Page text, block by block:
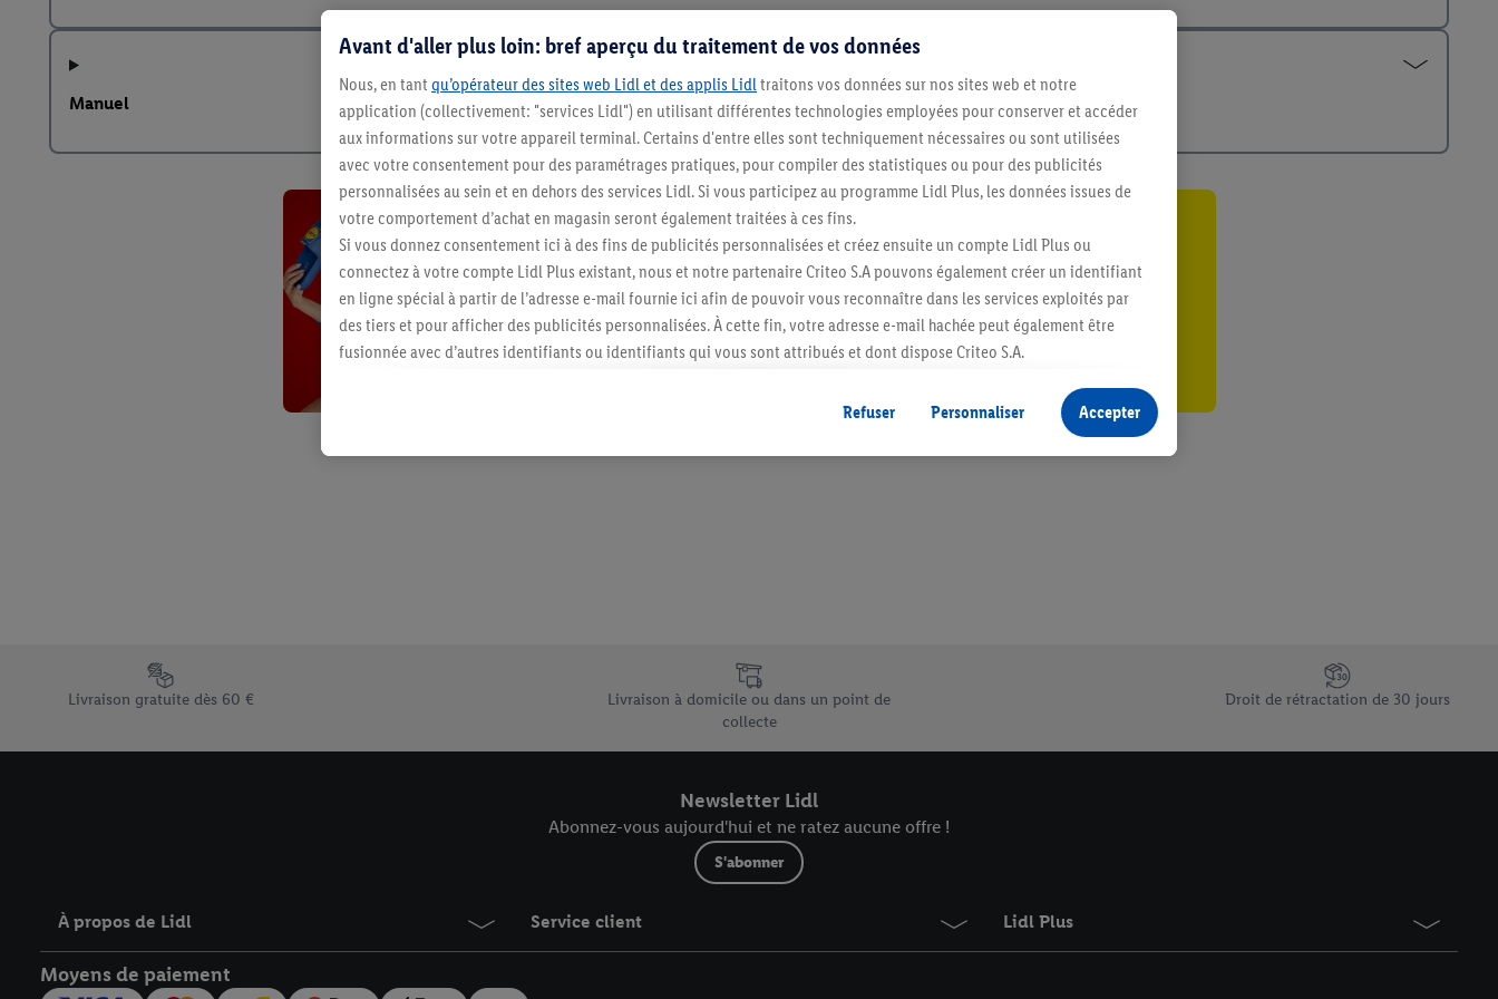
Manuel
Restez au courant
Abonnez-vous à la newsletter
S'abonner
Élément du pied de page avec les différents arguments de vente uniques de Lidl.be
Livraison gratuite dès 60 €
Livraison à domicile ou dans un point de
collecte
Droit de rétractation de 30 jours
Newsletter Lidl
Abonnez-vous aujourd'hui et ne ratez aucune offre !
S'abonner
À propos de Lidl Service client Lidl Plus
Moyens de paiement
Avant d'aller plus loin: bref aperçu du traitement de vos données
Nous, en tant qu’opérateur des sites web Lidl et des applis Lidl traitons vos données sur nos sites web et notre
application (collectivement: "services Lidl") en utilisant différentes technologies employées pour conserver et accéder
aux informations sur votre appareil terminal. Certains d'entre elles sont techniquement nécessaires ou sont utilisées
avec votre consentement pour des paramétrages pratiques, pour compiler des statistiques ou pour des publicités
personnalisées au sein et en dehors des services Lidl. Si vous participez au programme Lidl Plus, les données issues de
votre comportement d’achat en magasin seront également traitées à ces fins.
Si vous donnez consentement ici à des fins de publicités personnalisées et créez ensuite un compte Lidl Plus ou
connectez à votre compte Lidl Plus existant, nous et notre partenaire Criteo S.A pouvons également créer un identifiant
en ligne spécial à partir de l’adresse e-mail fournie ici afin de pouvoir vous reconnaître dans les services exploités par
des tiers et pour afficher des publicités personnalisées. À cette fin, votre adresse e-mail hachée peut également être
fusionnée avec d’autres identifiants ou identifiants qui vous sont attribués et dont dispose Criteo S.A.
vous avez montré de l’intérêt (par exemple en plaçant le produit dans un panier d’un webshop mais sans procéder à
l’achat) peuvent également être affichées sur plusieurs apppareils et plusieurs services de Lidl si plusieurs terminaux ou
plusieurs services de Lidl peuvent vous être attribués en utilisant votre adresse e-mail hachée et, le cas échéant, d’autres
Refuser Personnaliser Accepter